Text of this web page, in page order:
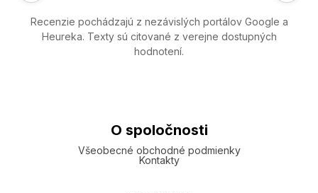
Recenzie pochádzajú z nezávislých portálov Google a
Heureka. Texty sú citované z verejne dostupných
hodnotení.
O spoločnosti
Všeobecné obchodné podmienky
Kontakty